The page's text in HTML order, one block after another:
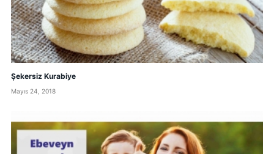
Şekersiz Kurabiye
Mayıs 24, 2018